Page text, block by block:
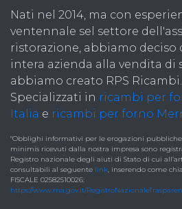
Nati nel 2014, ma con
ventennale sel settore
ristorazione, abbiamo deciso
intera azienda alla vendita di
abbiamo creato RPS Ricambi.
Specializzati in ricambi per
Italia e ricambi per forno
"Obblighi informativi per le erogazioni
minimis ricevuti dalla nostra impresa sono
Registro nazionale degli aiuti di Stato di cui
consultabili al seguente link, inserendo come
FISCALE 02582510026:
https://www.rna.gov.it/